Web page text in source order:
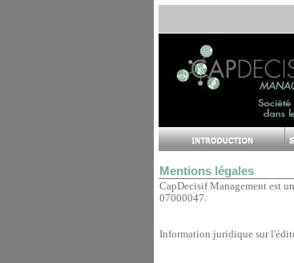
Mentions légales
CapDecisif Management est
07000047.
Information juridique sur